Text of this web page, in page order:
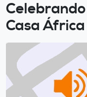
Casa África